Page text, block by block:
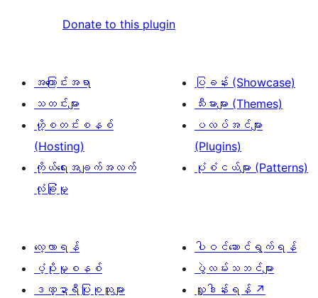
Donate to this plugin
အကြောင်းအရာ
သတင်းများ
ဟို့စတင်းစနစ်
(Hosting)
ကိုယ်ရေးအချက်အလက်
လုံခြုံမှု
ပြခန်း (Showcase)
သီးမားများ (Themes)
ပလပ်အင်များ
(Plugins)
ပုံစံငယ်များ (Patterns)
လေ့လာရန်
ပံ့ပိုးမှုစနစ်
ဒဏ္ဍာရီပြုစုသူများ
ပါဝင်ဆောင်ရွက်ရန်
ပွဲလမ်းသဘင်များ
လှူဒါန်းရန် ↗